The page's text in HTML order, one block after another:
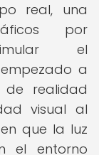
real, una
por
el
a
de realidad
visual al
que la luz
el entorno